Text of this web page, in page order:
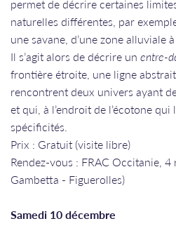
permet de décrire certaines
naturelles différentes, par
une savane, d’une zone alluviale
Il s’agit alors de décrire un entre-
frontière étroite, une ligne
rencontrent deux univers ayant
et qui, à l’endroit de l’écotone
spécificités.
​​​​​​​Prix : Gratuit (visite libre)
Rendez-vous : FRAC Occitanie,
Gambetta - Figuerolles)
Samedi 10 décembre